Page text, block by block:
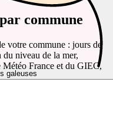
galeuses
commune
votre commune : jours de
niveau de la mer,
Météo France et du GIEC,